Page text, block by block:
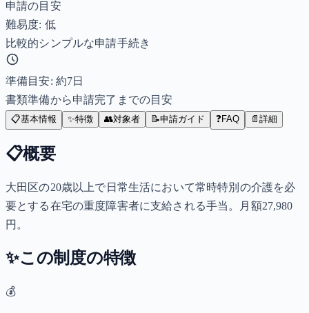
申請の目安
難易度: 低
比較的シンプルな申請手続き
準備目安: 約7日
書類準備から申請完了までの目安
📋基本情報 ✨特徴 👥対象者 📝申請ガイド ❓FAQ 📄 詳細
📋概要
大田区の20歳以上で日常生活において常時特別の介護を必
要とする在宅の重度障害者に支給される手当。月額27,980
円。
✨この制度の特徴
💰